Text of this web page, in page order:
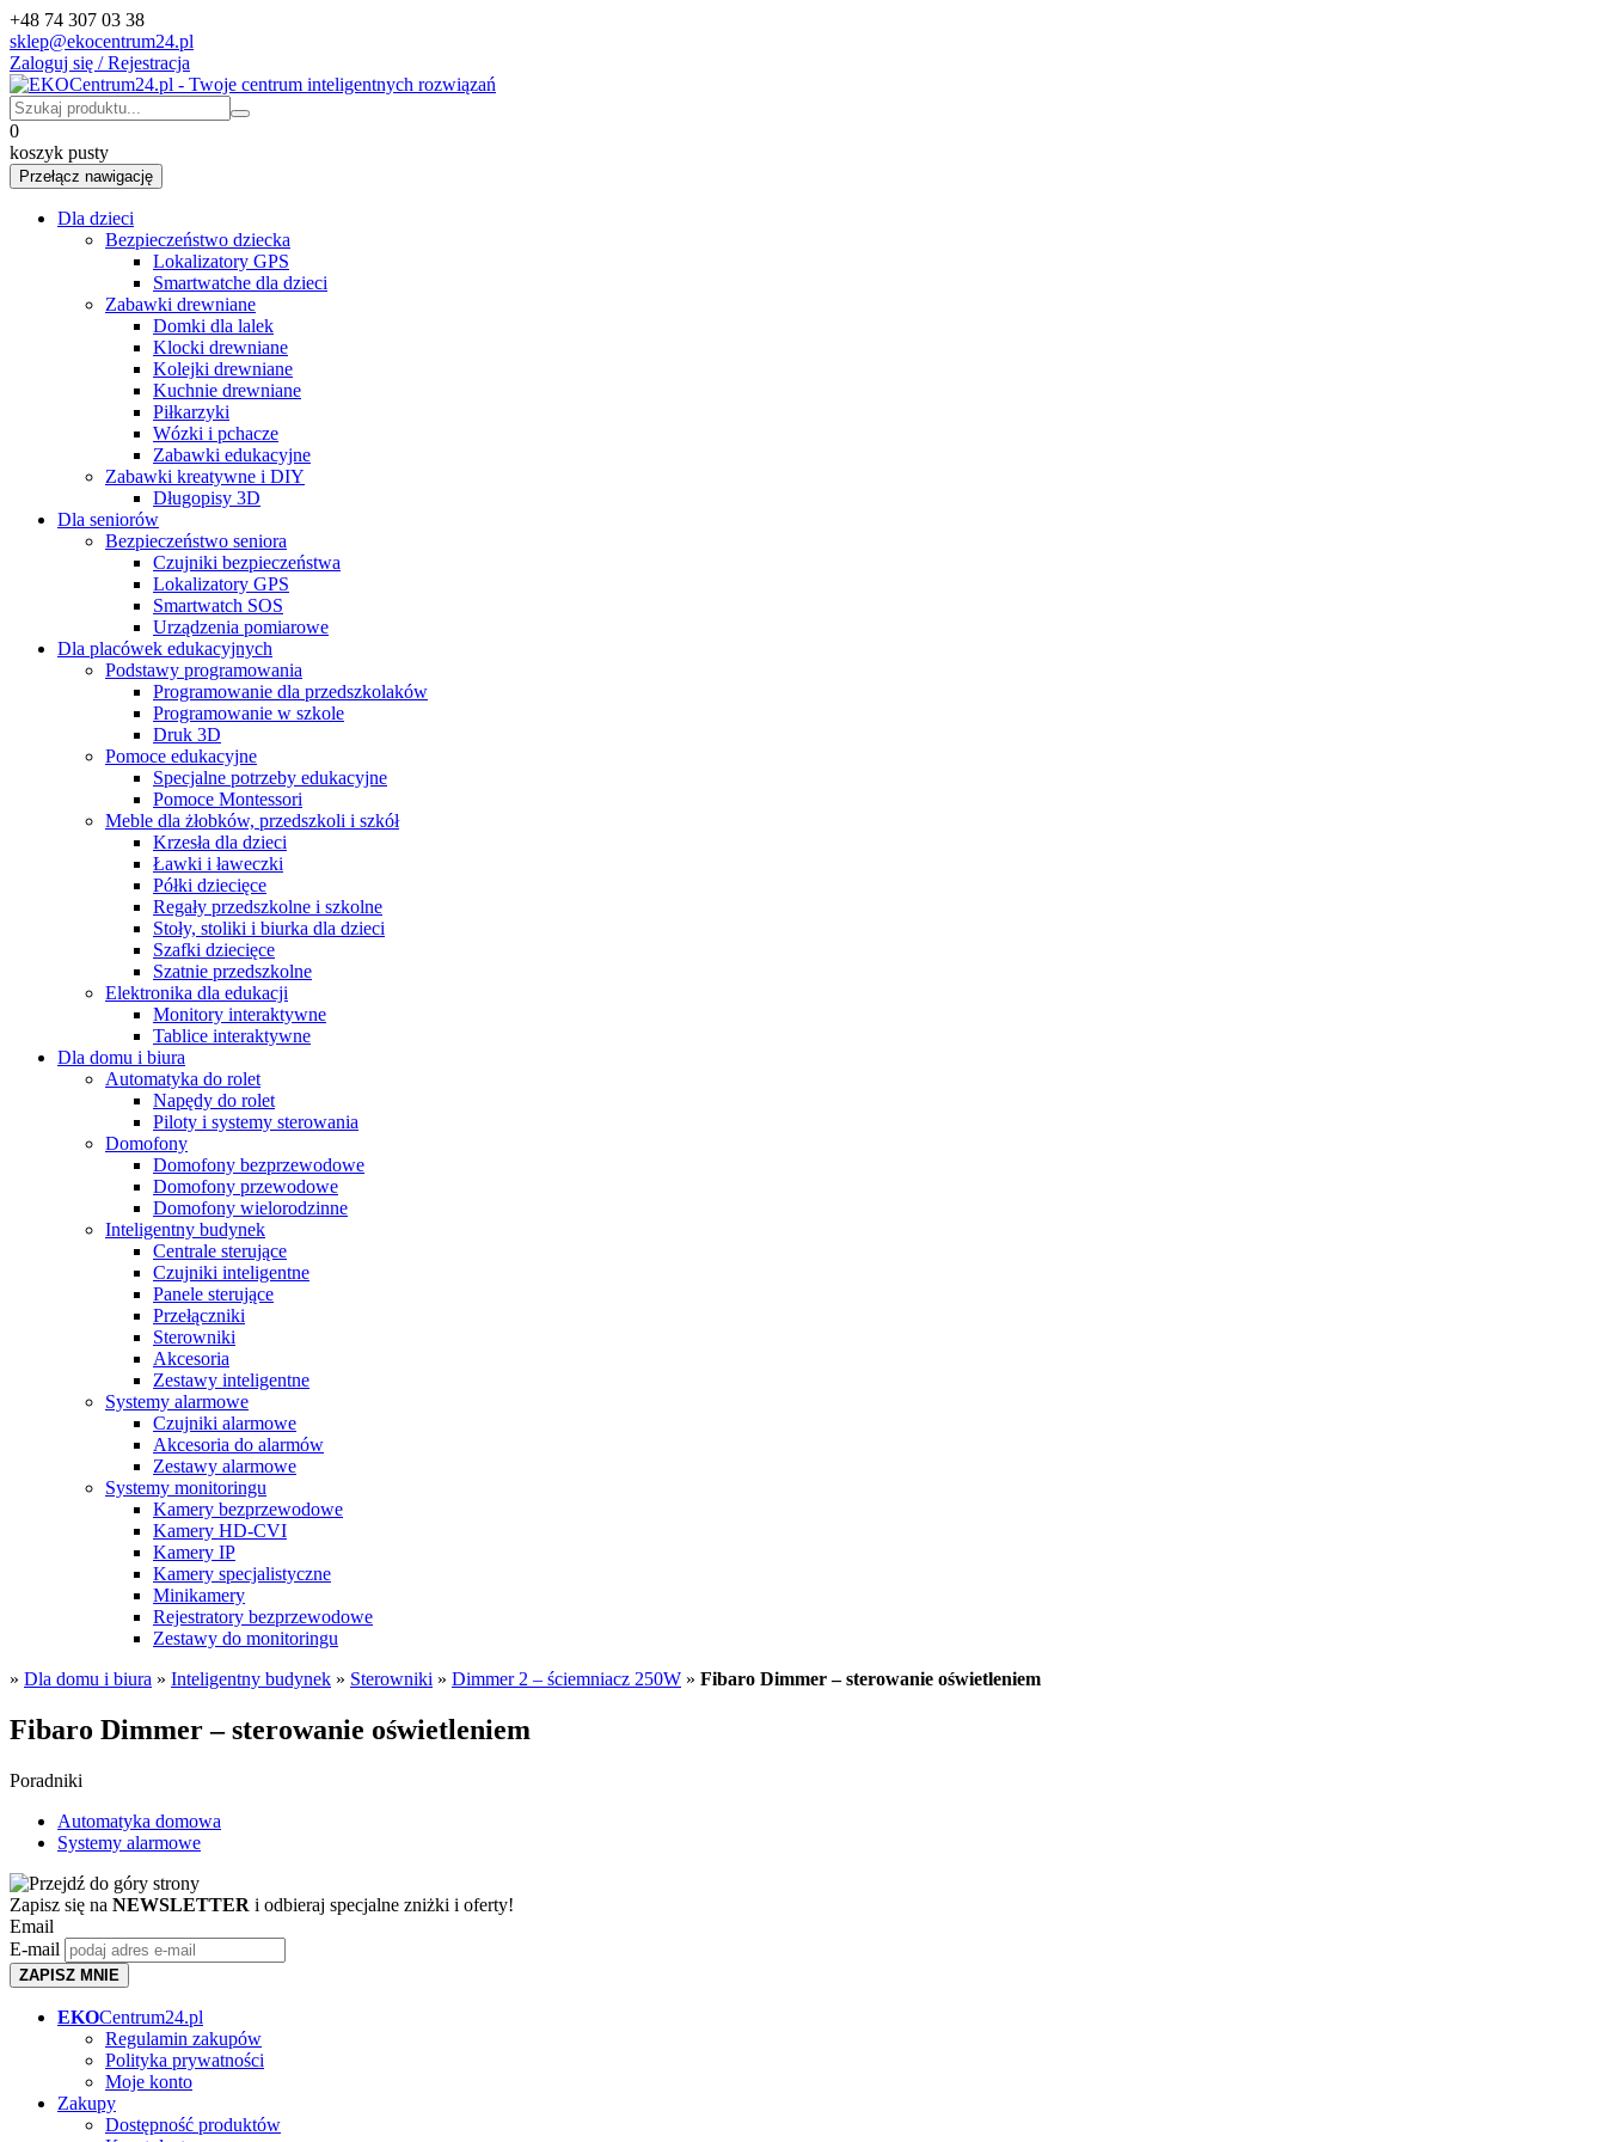
+48 74 307 03 38
sklep@ekocentrum24.pl
Zaloguj się / Rejestracja
0
koszyk pusty
Przełącz nawigację
Dla dzieci
Bezpieczeństwo dziecka
Lokalizatory GPS
Smartwatche dla dzieci
Zabawki drewniane
Domki dla lalek
Klocki drewniane
Kolejki drewniane
Kuchnie drewniane
Piłkarzyki
Wózki i pchacze
Zabawki edukacyjne
Zabawki kreatywne i DIY
Długopisy 3D
Dla seniorów
Bezpieczeństwo seniora
Czujniki bezpieczeństwa
Lokalizatory GPS
Smartwatch SOS
Urządzenia pomiarowe
Dla placówek edukacyjnych
Podstawy programowania
Programowanie dla przedszkolaków
Programowanie w szkole
Druk 3D
Pomoce edukacyjne
Specjalne potrzeby edukacyjne
Pomoce Montessori
Meble dla żłobków, przedszkoli i szkół
Krzesła dla dzieci
Ławki i ławeczki
Półki dziecięce
Regały przedszkolne i szkolne
Stoły, stoliki i biurka dla dzieci
Szafki dziecięce
Szatnie przedszkolne
Elektronika dla edukacji
Monitory interaktywne
Tablice interaktywne
Dla domu i biura
Automatyka do rolet
Napędy do rolet
Piloty i systemy sterowania
Domofony
Domofony bezprzewodowe
Domofony przewodowe
Domofony wielorodzinne
Inteligentny budynek
Centrale sterujące
Czujniki inteligentne
Panele sterujące
Przełączniki
Sterowniki
Akcesoria
Zestawy inteligentne
Systemy alarmowe
Czujniki alarmowe
Akcesoria do alarmów
Zestawy alarmowe
Systemy monitoringu
Kamery bezprzewodowe
Kamery HD-CVI
Kamery IP
Kamery specjalistyczne
Minikamery
Rejestratory bezprzewodowe
Zestawy do monitoringu
» Dla domu i biura » Inteligentny budynek » Sterowniki » Dimmer 2 – ściemniacz 250W » Fibaro Dimmer – sterowanie oświetleniem
Fibaro Dimmer – sterowanie oświetleniem
Poradniki
Automatyka domowa
Systemy alarmowe
Zapisz się na NEWSLETTER i odbieraj specjalne zniżki i oferty!
Email
E-mail
ZAPISZ MNIE
EKOCentrum24.pl
Regulamin zakupów
Polityka prywatności
Moje konto
Zakupy
Dostępność produktów